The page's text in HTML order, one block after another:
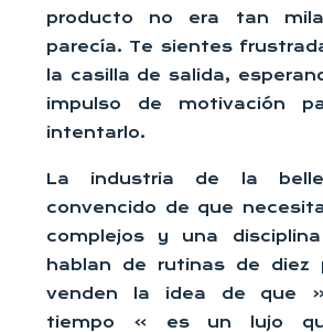
producto no era tan
parecía. Te sientes
la casilla de salida,
impulso de motivación
intentarlo.
La industria de la
convencido de que
complejos y una
hablan de rutinas de diez
venden la idea de que «
tiempo » es un lujo